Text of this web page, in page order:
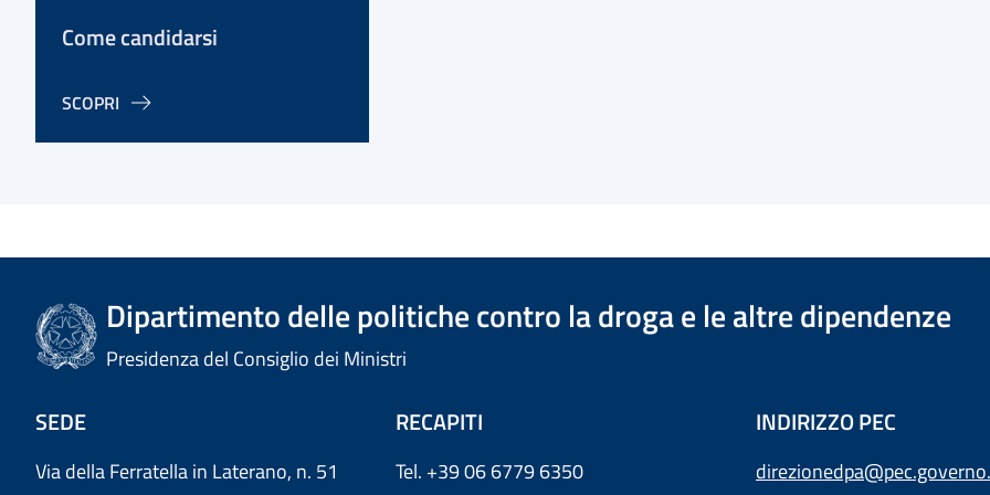
Come candidarsi
SCOPRI
Dipartimento delle politiche contro la droga e le altre dipendenze
Presidenza del Consiglio dei Ministri
SEDE
Via della Ferratella in Laterano, n. 51
RECAPITI
Tel. +39 06 6779 6350
INDIRIZZO PEC